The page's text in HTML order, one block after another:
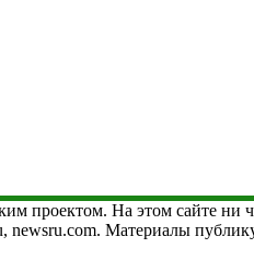
проектом. На этом сайте ни
newsru.com. Материалы